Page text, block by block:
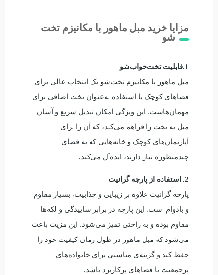
مزایا خرید مبل ماهور با مکانیزم تخت
شو
1.قابلیت تخت‌خواب‌شو
مبل ماهور با مکانیزم تخت‌شو یک انتخاب عالی برای
فضاهای کوچک یا استفاده به‌عنوان تخت اضافی برای
مهمان‌هاست. این ویژگی امکان تبدیل سریع و آسان
مبل به تخت را فراهم می‌کند، که آن را برای
آپارتمان‌های کوچک و خانه‌هایی که به فضای
چندمنظوره نیاز دارند، ایده‌آل می‌کند.
2. استفاده از پارچه گرانیت
پارچه گرانیت علاوه بر زیبایی و جذابیت، بسیار مقاوم
و بادوام است. این پارچه در برابر ساییدگی و لکه‌ها
مقاوم بوده و به راحتی تمیز می‌شود. این مزیت باعث
می‌شود که مبل ماهور در طول زمان کیفیت خود را
حفظ کند و گزینه‌ی مناسبی برای خانواده‌های
پرجمعیت یا فضاهای پرکاربرد باشد.